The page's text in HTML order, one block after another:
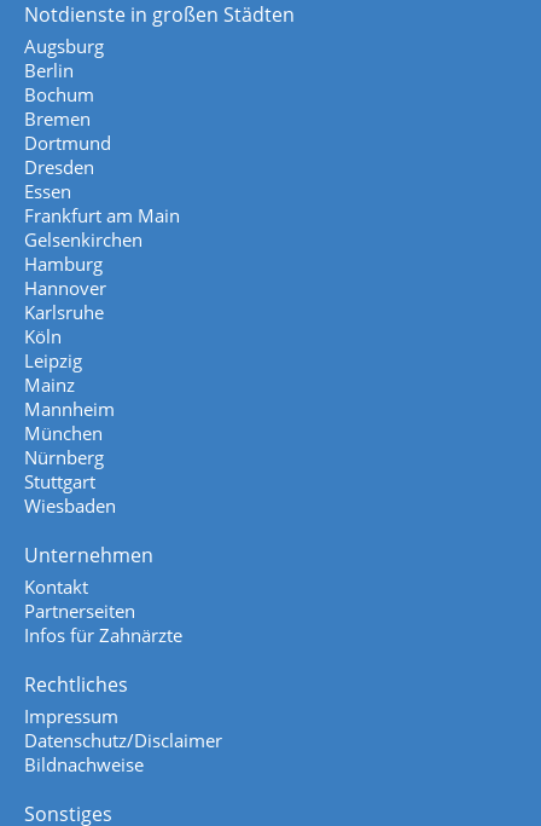
Notdienste in großen Städten
Augsburg
Berlin
Bochum
Bremen
Dortmund
Dresden
Essen
Frankfurt am Main
Gelsenkirchen
Hamburg
Hannover
Karlsruhe
Köln
Leipzig
Mainz
Mannheim
München
Nürnberg
Stuttgart
Wiesbaden
Unternehmen
Kontakt
Partnerseiten
Infos für Zahnärzte
Rechtliches
Impressum
Datenschutz/Disclaimer
Bildnachweise
Sonstiges